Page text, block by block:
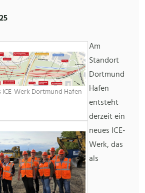
Werk Dortmund Hafen
Am
Standort
Dortmund
Hafen
entsteht
derzeit ein
neues ICE-
Werk, das
als